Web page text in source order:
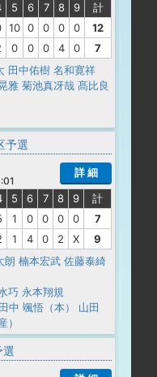
5 6 7 8 9
計
10 0 0 0 0
12
0 0 0 4 0
7
田中佑樹 名和寛祥
雅 菊池真冴哉 髙比良
予選
詳 細
5 6 7 8 9
計
1 0 0 0 0
7
1 4 0 2 X
9
朗 楠本宏武 佐藤泰綺
巧 永本翔規
田中 颯悟（本）
山田
）
選